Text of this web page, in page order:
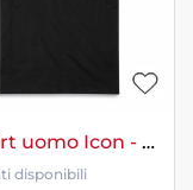
T-shirt uomo Icon - nero
disponibili